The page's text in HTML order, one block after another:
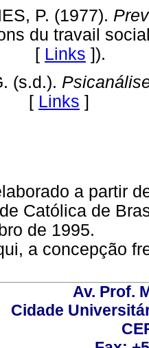
P. (1977).
du travail
[ Links ]).
(s.d.).
[ Links ]
a partir
Católica de
de 1995.
a concepção
Av. Prof.
Cidade